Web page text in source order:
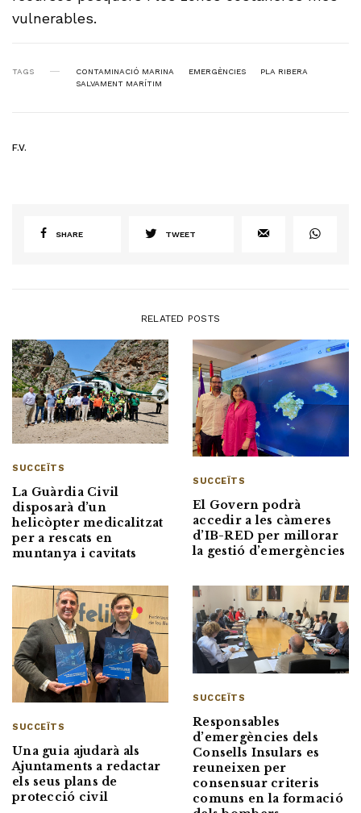
vulnerables.
TAGS CONTAMINACIÓ MARINA EMERGÈNCIES
PLA RIBERA
SALVAMENT MARÍTIM
F.V.
SHARE TWEET
RELATED POSTS
SUCCEÏTS
La Guàrdia Civil
disposarà d’un
helicòpter medicalitzat
per a rescats en
muntanya i cavitats
SUCCEÏTS
El Govern podrà
accedir a les càmeres
d’IB-RED per millorar
la gestió d’emergències
SUCCEÏTS
Una guia ajudarà als
Ajuntaments a redactar
els seus plans de
protecció civil
SUCCEÏTS
Responsables
d’emergències dels
Consells Insulars es
reuneixen per
consensuar criteris
comuns en la formació